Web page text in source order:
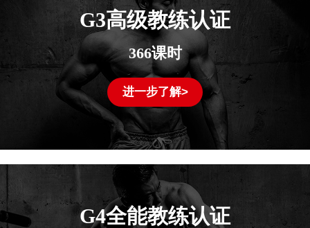
G3高级教练认证
366课时
进一步了解>
G4全能教练认证